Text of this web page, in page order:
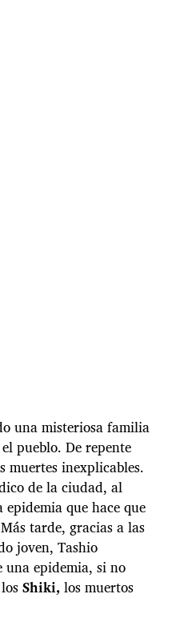
una misteriosa familia
pueblo. De repente
muertes inexplicables.
de la ciudad, al
que hace que
tarde, gracias a las
joven, Tashio
una epidemia, si no
Shiki, los muertos